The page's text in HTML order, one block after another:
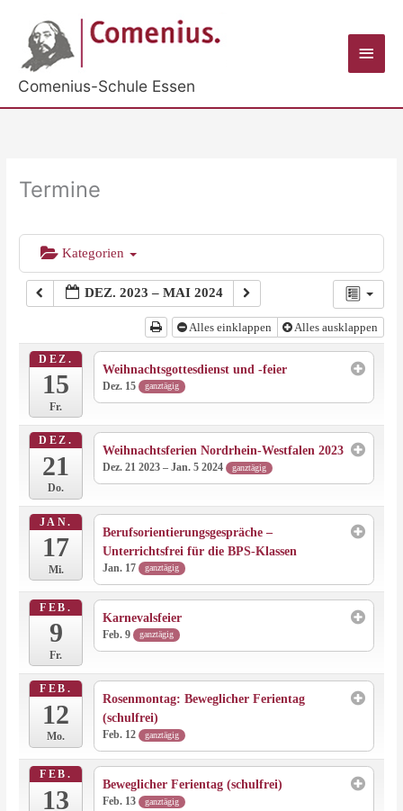
springen
Comenius-Schule Essen
Termine
Kategorien
DEZ. 2023 – MAI 2024
Alles einklappen Alles ausklappen
DEZ.
15
Fr.
Weihnachtsgottesdienst und -feier
Dez. 15 ganztägig
DEZ.
21
Do.
Weihnachtsferien Nordrhein-Westfalen 2023
Dez. 21 2023 – Jan. 5 2024 ganztägig
JAN.
17
Mi.
Berufsorientierungsgespräche –
Unterrichtsfrei für die BPS-Klassen
Jan. 17 ganztägig
FEB.
9
Fr.
Karnevalsfeier
Feb. 9 ganztägig
FEB.
12
Mo.
Rosenmontag: Beweglicher Ferientag
(schulfrei)
Feb. 12 ganztägig
FEB.
13 Beweglicher Ferientag (schulfrei)
Feb. 13 ganztägig